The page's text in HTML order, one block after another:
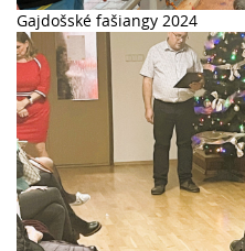
Gajdošské fašiangy 2024